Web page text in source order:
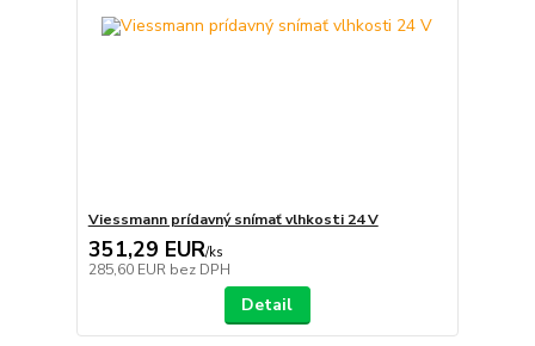
Viessmann prídavný snímať vlhkosti 24 V
351,29 EUR/ks
285,60 EUR bez DPH
Detail